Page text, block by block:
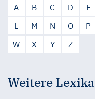
A B C D E
L
M N O P
W
X Y Z
Weitere Lexika